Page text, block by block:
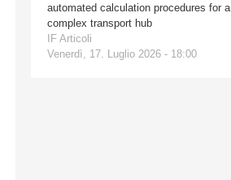
automated calculation procedures for a
complex transport hub
IF Articoli
Venerdì, 17. Luglio 2026 - 18:00